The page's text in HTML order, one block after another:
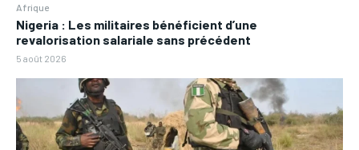
Afrique
Nigeria : Les militaires bénéficient d’une
revalorisation salariale sans précédent
5 août 2026